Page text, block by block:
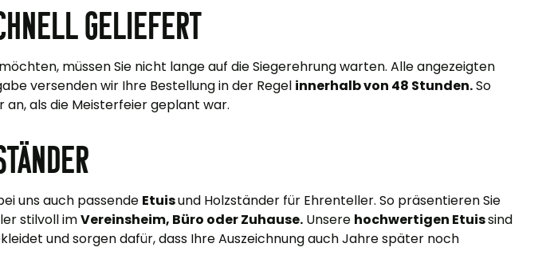
geliefert
möchten, müssen Sie nicht lange auf die Siegerehrung warten. Alle angezeigten
versenden wir Ihre Bestellung in der Regel innerhalb von 48 Stunden.So
als die Meisterfeier geplant war.
uns auch passende Etuisund Holzständer für Ehrenteller. So präsentieren Sie
stilvoll imVereinsheim, Büro oder Zuhause. Unsere hochwertigen Etuissind
und sorgen dafür, dass Ihre Auszeichnung auch Jahre später noch